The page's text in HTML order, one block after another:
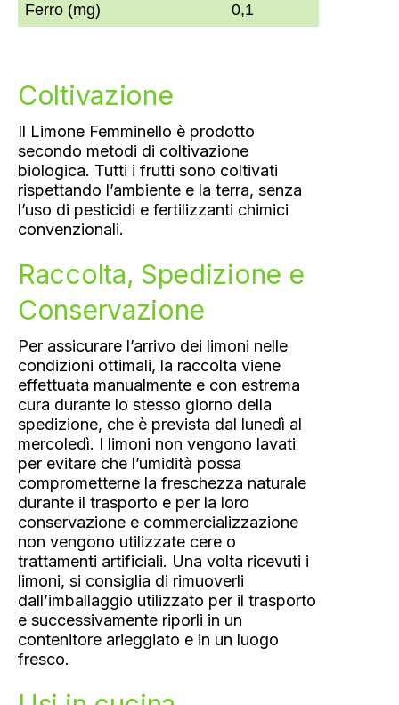
Ferro (mg) 0,1
Coltivazione
Il Limone Femminello è prodotto
secondo metodi di coltivazione
biologica. Tutti i frutti sono coltivati
rispettando l’ambiente e la terra, senza
l’uso di pesticidi e fertilizzanti chimici
convenzionali.
Raccolta, Spedizione e
Conservazione
Per assicurare l’arrivo dei limoni nelle
condizioni ottimali, la raccolta viene
effettuata manualmente e con estrema
cura durante lo stesso giorno della
spedizione, che è prevista dal lunedì al
mercoledì. I limoni non vengono lavati
per evitare che l’umidità possa
comprometterne la freschezza naturale
durante il trasporto e per la loro
conservazione e commercializzazione
non vengono utilizzate cere o
trattamenti artificiali. Una volta ricevuti i
limoni, si consiglia di rimuoverli
dall’imballaggio utilizzato per il trasporto
e successivamente riporli in un
contenitore arieggiato e in un luogo
fresco.